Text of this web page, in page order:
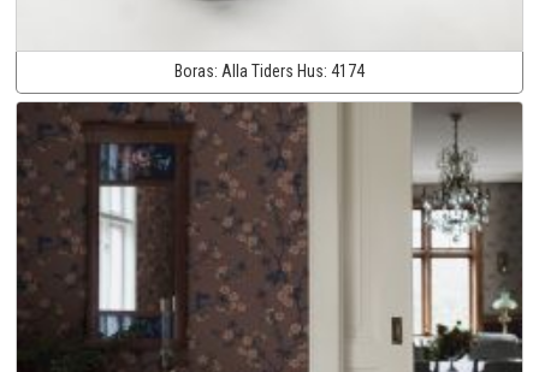
Boras: Alla Tiders Hus: 4174